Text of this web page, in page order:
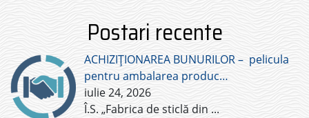
Postari recente
ACHIZIȚIONAREA BUNURILOR – pelicula
pentru ambalarea produc…
iulie 24, 2026
Î.S. „Fabrica de sticlă din ...